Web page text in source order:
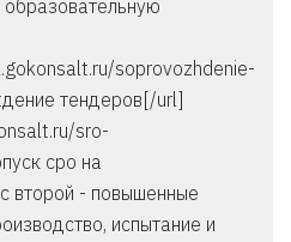
soprovozhdenie-
тендеров[/url]
sro-
сро на
второй - повышенные
испытание и